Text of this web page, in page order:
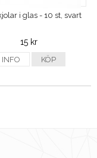
i glas - 10 st, svart
15 kr
INFO KÖP